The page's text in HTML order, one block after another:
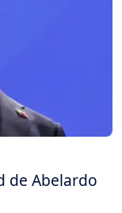
de Abelardo